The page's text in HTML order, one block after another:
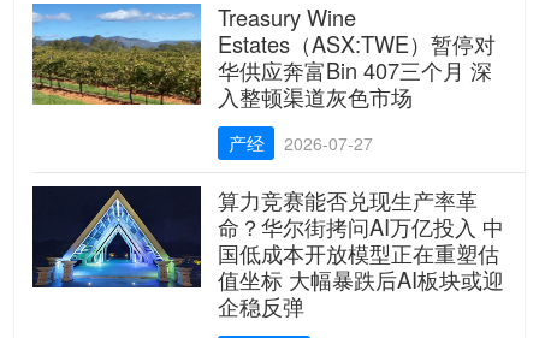
Treasury Wine
Estates（ASX:TWE）暂停对
华供应奔富Bin 407三个月 深
入整顿渠道灰色市场
产经 2026-07-27
算力竞赛能否兑现生产率革
命？华尔街拷问AI万亿投入 中
国低成本开放模型正在重塑估
值坐标 大幅暴跌后AI板块或迎
企稳反弹